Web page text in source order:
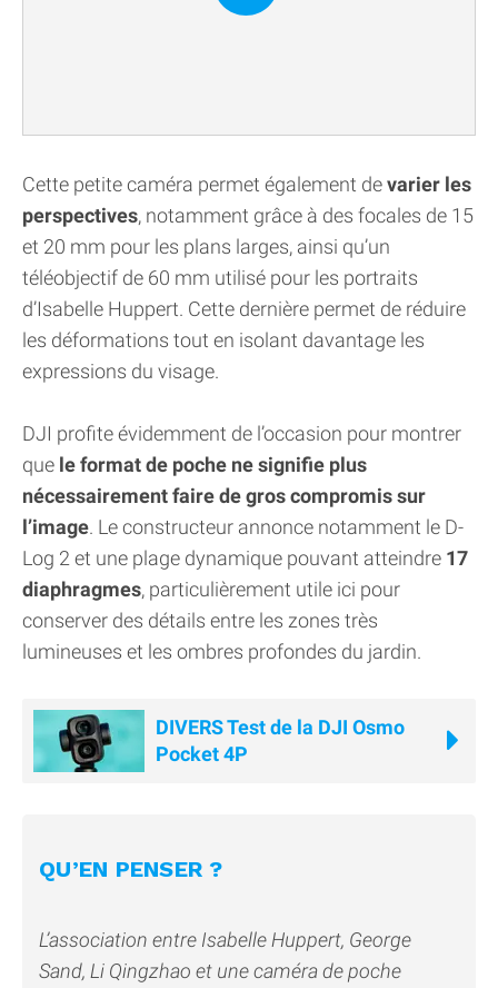
Cette petite caméra permet également devarier les
perspectives, notamment grâce à des focales de 15
et 20 mm pour les plans larges, ainsi qu’un
téléobjectif de 60 mm utilisé pour les portraits
d’Isabelle Huppert. Cette dernière permet de réduire
les déformations tout en isolant davantage les
expressions du visage.
DJI profite évidemment de l’occasion pour montrer
que le format de poche ne signifie plus
nécessairement faire de gros compromis sur
l’image. Le constructeur annonce notamment le D-
Log 2 et une plage dynamique pouvant atteindre 17
diaphragmes, particulièrement utile ici pour
conserver des détails entre les zones très
lumineuses et les ombres profondes du jardin.
DIVERS Test de la DJI Osmo
Pocket 4P
QU’EN PENSER ?
L’association entre Isabelle Huppert, George
Sand, Li Qingzhao et une caméra de poche